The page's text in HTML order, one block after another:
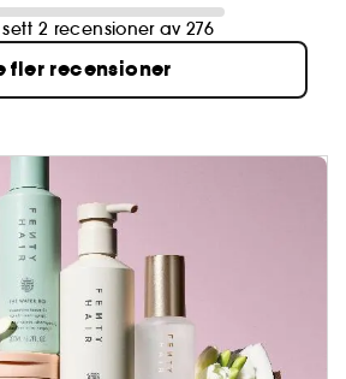
2 recensioner av 276
fler recensioner